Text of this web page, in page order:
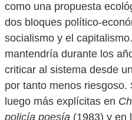
como una propuesta
dos bloques político-
socialismo y el
mantendría durante los
criticar al sistema desde
por tanto menos
luego más explícitas en
policía poesía (1983) y en